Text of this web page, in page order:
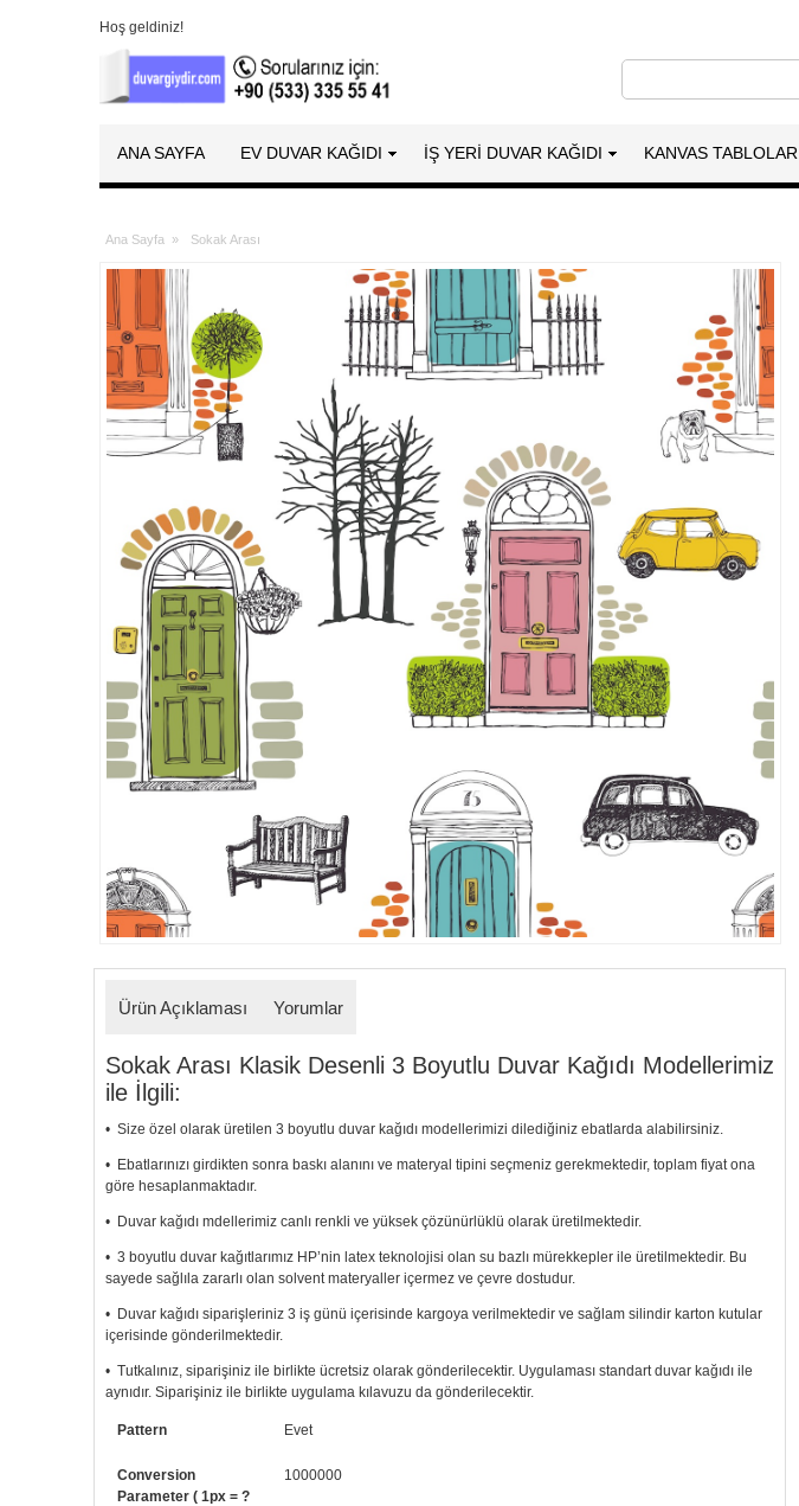
Hoş geldiniz!
ANA SAYFA EV DUVAR KAĞIDI İŞ YERİ DUVAR KAĞIDI KANVAS TABLOLAR
Ana Sayfa » Sokak Arası
Ürün Açıklaması Yorumlar
Sokak Arası Klasik Desenli 3 Boyutlu Duvar Kağıdı Modellerimiz
ile İlgili:
• Size özel olarak üretilen 3 boyutlu duvar kağıdı modellerimizi dilediğiniz ebatlarda alabilirsiniz.
• Ebatlarınızı girdikten sonra baskı alanını ve materyal tipini seçmeniz gerekmektedir, toplam fiyat ona
göre hesaplanmaktadır.
• Duvar kağıdı mdellerimiz canlı renkli ve yüksek çözünürlüklü olarak üretilmektedir.
• 3 boyutlu duvar kağıtlarımız HP’nin latex teknolojisi olan su bazlı mürekkepler ile üretilmektedir. Bu
sayede sağlıla zararlı olan solvent materyaller içermez ve çevre dostudur.
• Duvar kağıdı siparişleriniz 3 iş günü içerisinde kargoya verilmektedir ve sağlam silindir karton kutular
içerisinde gönderilmektedir.
• Tutkalınız, siparişiniz ile birlikte ücretsiz olarak gönderilecektir. Uygulaması standart duvar kağıdı ile
aynıdır. Siparişiniz ile birlikte uygulama kılavuzu da gönderilecektir.
• Resimli duvar kağıdı modelinizi siyah beyaz renklerde istiyorsanız bizi arayıp talebinizi iletebilirsiniz.
Pattern Evet
Conversion
Parameter ( 1px = ?
1000000